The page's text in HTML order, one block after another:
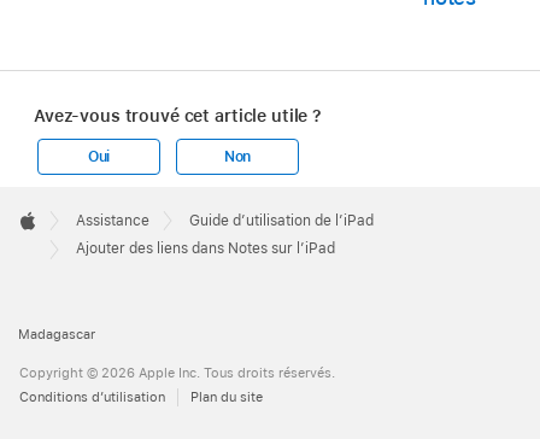
Avez-vous trouvé cet article utile ?
Oui Non
Footer

Apple
Assistance
Guide d’utilisation de l’iPad
Ajouter des liens dans Notes sur l’iPad
Madagascar
Copyright © 2026 Apple Inc. Tous droits réservés.
Conditions d’utilisation
Plan du site